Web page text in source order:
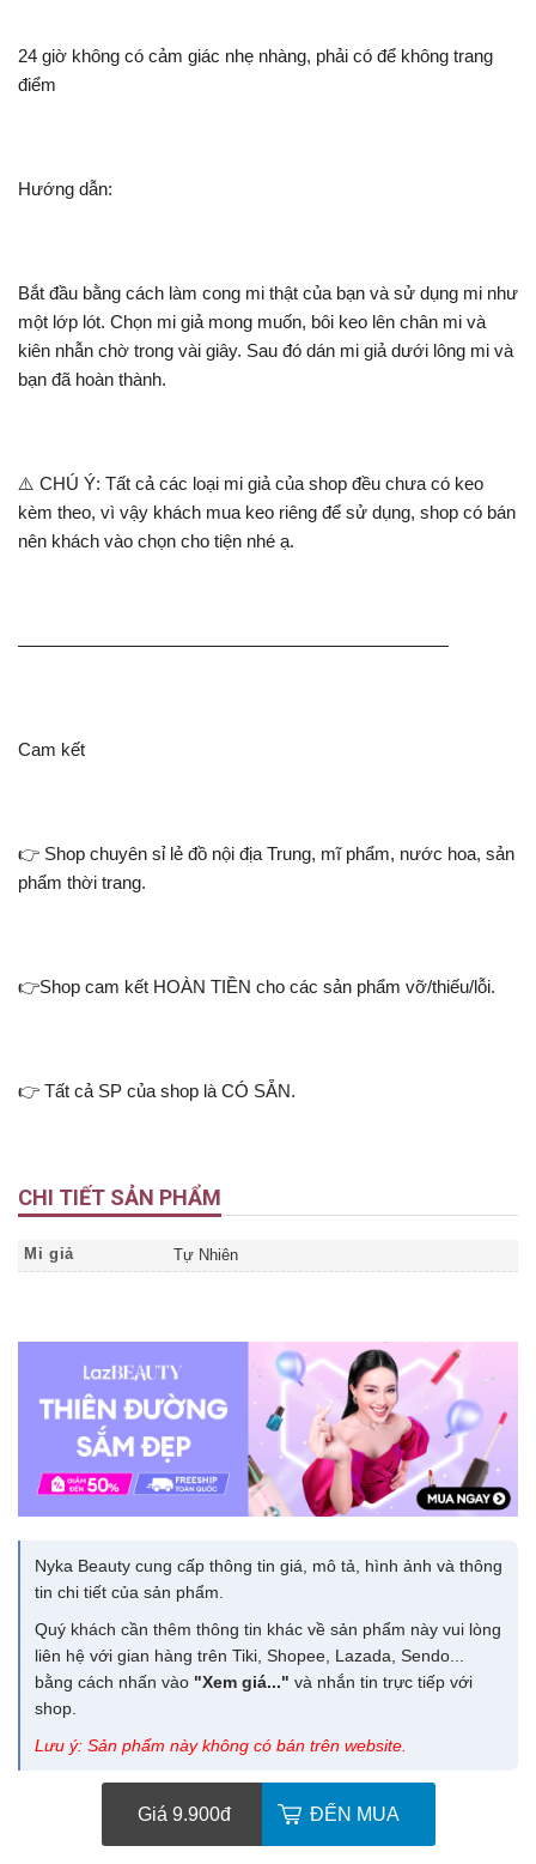
24 giờ không có cảm giác nhẹ nhàng, phải có để không trang
điểm
Hướng dẫn:
Bắt đầu bằng cách làm cong mi thật của bạn và sử dụng mi như
một lớp lót. Chọn mi giả mong muốn, bôi keo lên chân mi và
kiên nhẫn chờ trong vài giây. Sau đó dán mi giả dưới lông mi và
bạn đã hoàn thành.
⚠️ CHÚ Ý: Tất cả các loại mi giả của shop đều chưa có keo
kèm theo, vì vậy khách mua keo riêng để sử dụng, shop có bán
nên khách vào chọn cho tiện nhé ạ.
————————————————————————
Cam kết
👉 Shop chuyên sỉ lẻ đồ nội địa Trung, mĩ phẩm, nước hoa, sản
phẩm thời trang.
👉Shop cam kết HOÀN TIỀN cho các sản phẩm vỡ/thiếu/lỗi.
👉 Tất cả SP của shop là CÓ SẴN.
CHI TIẾT SẢN PHẨM
Mi giả Tự Nhiên
Nyka Beauty cung cấp thông tin giá, mô tả, hình ảnh và thông
tin chi tiết của sản phẩm.
Quý khách cần thêm thông tin khác về sản phẩm này vui lòng
liên hệ với gian hàng trên Tiki, Shopee, Lazada, Sendo...
bằng cách nhấn vào "Xem giá..." và nhắn tin trực tiếp với
shop.
Lưu ý: Sản phẩm này không có bán trên website.
Giá 9.900đ ĐẾN MUA